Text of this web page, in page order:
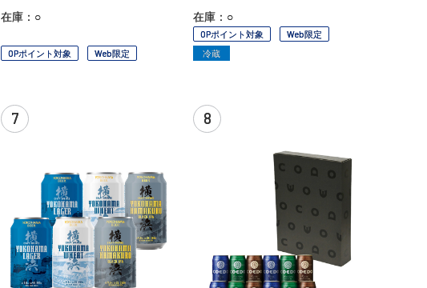
在庫：○
OPポイント対象 Web限定
在庫：○
OPポイント対象
Web限定
冷蔵
7 8